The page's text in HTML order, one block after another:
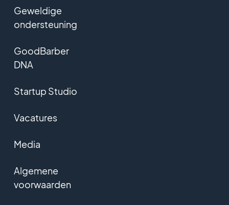
Geweldige
ondersteuning
GoodBarber
DNA
Startup Studio
Vacatures
Media
Algemene
voorwaarden